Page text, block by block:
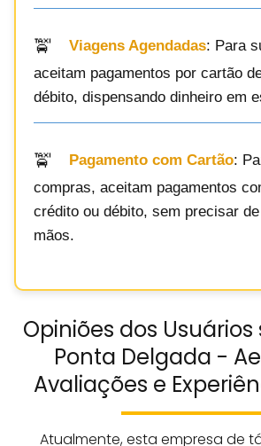
Viagens Agendadas: Para
aceitam pagamentos por cartão
débito, dispensando dinheiro em
Pagamento com Cartão:
compras, aceitam pagamentos
crédito ou débito, sem precisar
mãos.
Opiniões dos Usuários
Ponta Delgada -
Avaliações e
Atualmente, esta empresa de